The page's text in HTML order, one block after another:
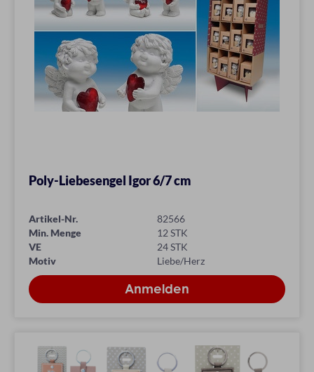
Poly-Liebesengel Igor 6/7 cm
Artikel-Nr.
82566
Min. Menge
12 STK
VE
24 STK
Motiv
Liebe/Herz